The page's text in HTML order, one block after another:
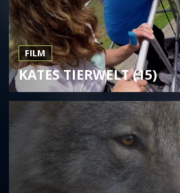
FILM
KATES TIERWELT (15)